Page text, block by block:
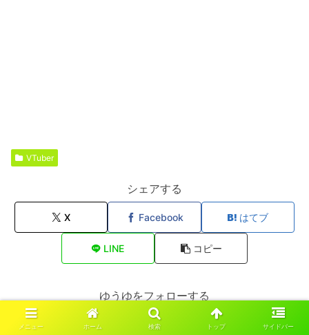
VTuber
シェアする
X Facebook はてブ
LINE コピー
ゆうゆをフォローする
メニュー ホーム 検索 トップ サイドバー